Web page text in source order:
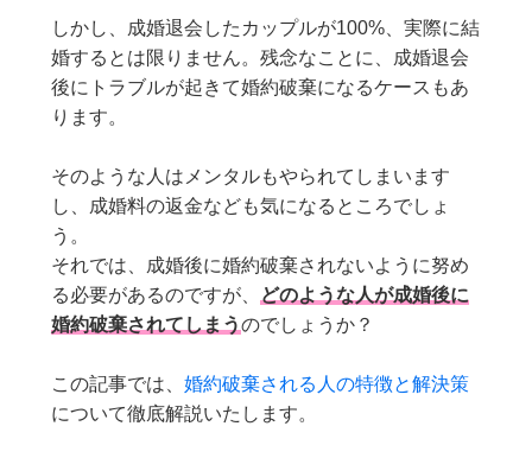
しかし、成婚退会したカップルが100%、実際に結
婚するとは限りません。残念なことに、成婚退会
後にトラブルが起きて婚約破棄になるケースもあ
ります。
そのような人はメンタルもやられてしまいます
し、成婚料の返金なども気になるところでしょ
う。
それでは、成婚後に婚約破棄されないように努め
る必要があるのですが、
どのような人が成婚後に
婚約破棄されてしまうのでしょうか？
この記事では、婚約破棄される人の特徴と解決策
について徹底解説いたします。